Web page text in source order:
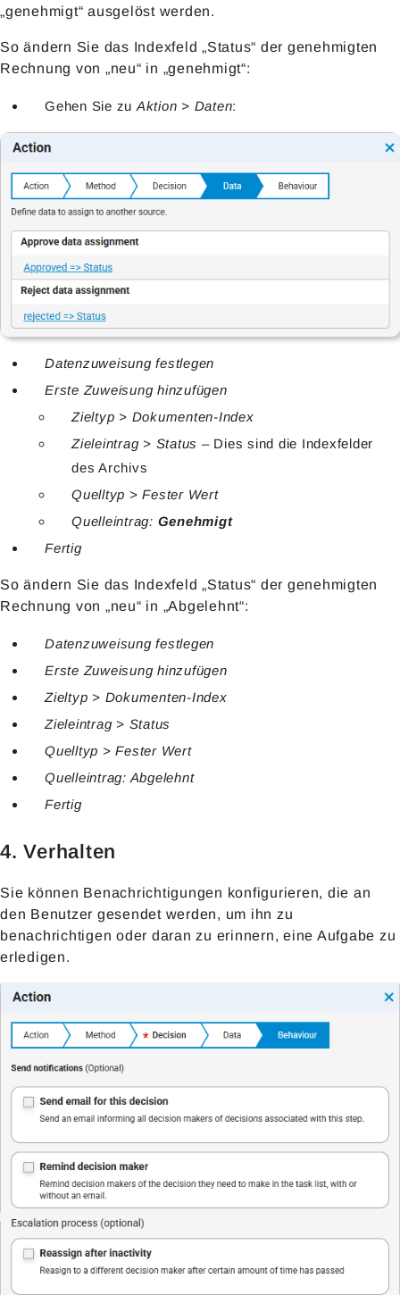
„genehmigt“ ausgelöst werden.
So ändern Sie das Indexfeld „Status“ der genehmigten
Rechnung von „neu“ in „genehmigt“:
Gehen Sie zu Aktion > Daten:
Datenzuweisung festlegen
Erste Zuweisung hinzufügen
Zieltyp > Dokumenten-Index
Zieleintrag > Status – Dies sind die Indexfelder
des Archivs
Quelltyp > Fester Wert
Quelleintrag: Genehmigt
Fertig
So ändern Sie das Indexfeld „Status“ der genehmigten
Rechnung von „neu“ in „Abgelehnt“:
Datenzuweisung festlegen
Erste Zuweisung hinzufügen
Zieltyp > Dokumenten-Index
Zieleintrag > Status
Quelltyp > Fester Wert
Quelleintrag: Abgelehnt
Fertig
4. Verhalten
Sie können Benachrichtigungen konfigurieren, die an
den Benutzer gesendet werden, um ihn zu
benachrichtigen oder daran zu erinnern, eine Aufgabe zu
erledigen.